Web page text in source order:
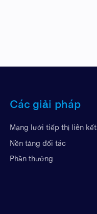
Các giải pháp
Mạng lưới tiếp thị liên kết
Nền tảng đối tác
Phần thưởng